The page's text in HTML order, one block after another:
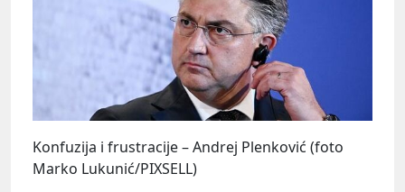
Konfuzija i frustracije – Andrej Plenković (foto
Marko Lukunić/PIXSELL)